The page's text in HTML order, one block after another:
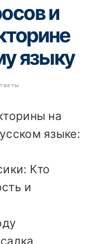
и
языку
на
языке:
Кто
и